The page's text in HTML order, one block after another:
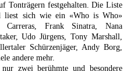
Tonträgern festgehalten. Die Liste
liest sich wie ein «Who is Who»
Carreras, Frank Sinatra, Nana
Udo Jürgens, Tony Marshall,
Schürzenjäger, Andy Borg,
andere mehr.
zwei berühmte und besondere